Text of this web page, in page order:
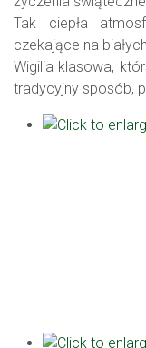
Tak ciepła
czekające na
Wigilia klasowa,
tradycyjny sposób,